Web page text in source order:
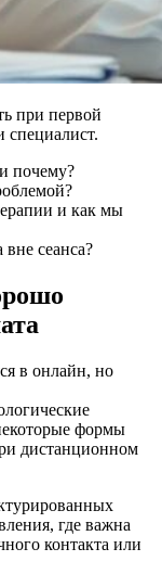
при первой
специалист.
почему?
и как мы
вне сеанса?
в онлайн, но
формы
дистанционном
где важна
контакта или